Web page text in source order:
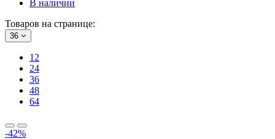
В наличии
Товаров на странице:
36
12
24
36
48
64
-42%